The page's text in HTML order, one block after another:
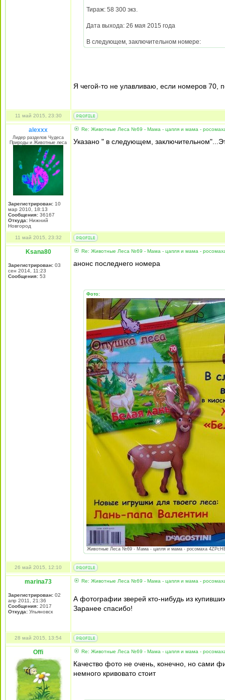
Тираж: 58 300 экз.
Дата выхода: 26 мая 2015 года
В следующем, заключительном номере:
Я чегой-то не улавливаю, если номеров 70,
11 май 2015, 23:30
alexxx
Лидер разделов Чудеса
Природы и Животные леса
Зарегистрирован: 10
мар 2010, 18:13
Сообщения: 36167
Откуда: Нижний
Новгород
Re: Животные Леса №69 - Мама - цапля и мама -
Указано " в следующем,
11 май 2015, 23:32
Ksana80
Зарегистрирован: 03
сен 2014, 11:23
Сообщения: 53
Re: Животные Леса №69 - Мама - цапля и мама -
анонс последнего номера
Фото:
Животные Леса №69 - Мама - цапля и мама - росомаха
26 май 2015, 12:10
marina73
Зарегистрирован: 02
апр 2011, 21:36
Сообщения: 2017
Откуда: Ульяновск
Re: Животные Леса №69 - Мама - цапля и мама -
А фотографии зверей кто-нибудь из
Заранее спасибо!
28 май 2015, 13:54
Offi Re: Животные Леса №69 - Мама - цапля и мама -
Качество фото не очень, конечно, но сами
немного кривовато стоит